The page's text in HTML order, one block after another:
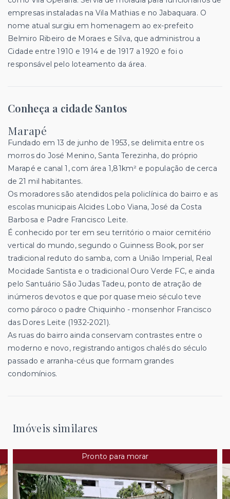
empresas instaladas na Vila Mathias e no Jabaquara. O
nome atual surgiu em homenagem ao ex-prefeito
Belmiro Ribeiro de Moraes e Silva, que administrou a
Cidade entre 1910 e 1914 e de 1917 a 1920 e foi o
responsável pelo loteamento da área.
Conheça a cidade Santos
Marapé
Fundado em 13 de junho de 1953, se delimita entre os
morros do José Menino, Santa Terezinha, do próprio
Marapé e canal 1, com área 1,81km² e população de cerca
de 21 mil habitantes.
Os moradores são atendidos pela policlínica do bairro e as
escolas municipais Alcides Lobo Viana, José da Costa
Barbosa e Padre Francisco Leite.
É conhecido por ter em seu território o maior cemitério
vertical do mundo, segundo o Guinness Book, por ser
tradicional reduto do samba, com a União Imperial, Real
Mocidade Santista e o tradicional Ouro Verde FC, e ainda
pelo Santuário São Judas Tadeu, ponto de atração de
inúmeros devotos e que por quase meio século teve
como pároco o padre Chiquinho - monsenhor Francisco
das Dores Leite (1932-2021).
As ruas do bairro ainda conservam contrastes entre o
moderno e novo, registrando antigos chalés do século
passado e arranha-céus que formam grandes
condomínios.
Imóveis similares
Pronto para morar